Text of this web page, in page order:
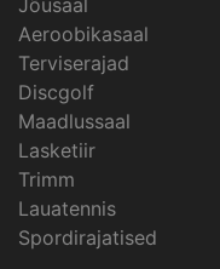
Jõusaal
Aeroobikasaal
Terviserajad
Discgolf
Maadlussaal
Lasketiir
Trimm
Lauatennis
Spordirajatised